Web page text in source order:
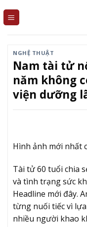
NGHỆ THUẬT
Nam tài tử
năm không
viện dưỡng
Hình ảnh mới nhất
Tài tử 60 tuổi chia
và tình trạng sức
Headline mới đây.
từng nuối tiếc vì
nhiều người khao